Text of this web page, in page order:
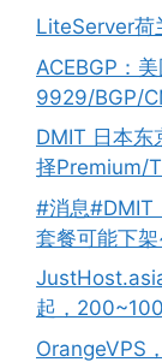
LiteServer荷
ACEBGP：
9929/BGP/
DMIT 日本东
择Premium/
#消息#DMIT
套餐可能下
起，
OrangeVPS